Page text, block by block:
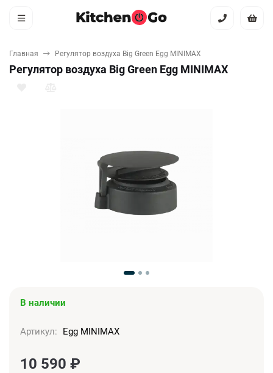
Главная Регулятор воздуха Big Green Egg MINIMAX
Регулятор воздуха Big Green Egg MINIMAX
В наличии
Артикул: Egg MINIMAX
10 590 ₽